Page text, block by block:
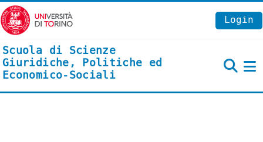
Vai al contenuto principale
Login
Scuola di Scienze
Giuridiche, Politiche ed
Economico-Sociali